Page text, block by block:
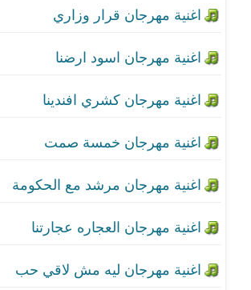
اغنية مهرجان العجاره عجارتنا
اغنية مهرجان ليه مش لاقي حب
اغنية مهرجان عدو الجدعنه